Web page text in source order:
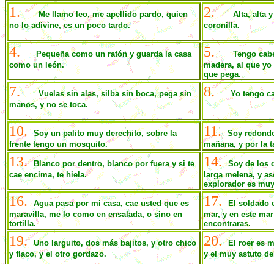
1.
Me llamo leo, me apellido pardo, quien
no lo adivine, es un poco tardo.
2.
Alta, alta
coronilla.
4.
Pequeña como un ratón y guarda la casa
como un león.
5.
Tengo
madera, al que
que pega.
7.
Vuelas sin alas, silba sin boca, pega sin
manos, y no se toca.
8. Yo tengo
10.
Soy un palito muy derechito, sobre la
frente tengo un mosquito.
11.
Soy
mañana, y por la
13.
Blanco por dentro, blanco por fuera y si te
cae encima, te hiela.
14.
Soy de los
larga melena, y
explorador es
16.
Agua pasa por mi casa, cae usted que es
maravilla, me lo como en ensalada, o sino en
tortilla.
17.
El soldado
mar, y en este
encontraras.
19.
Uno larguito, dos más bajitos, y otro chico
y flaco, y el otro gordazo.
20.
El roer es
y el muy astuto